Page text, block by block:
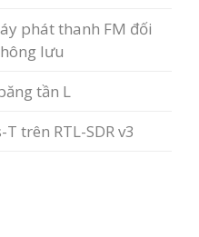
phát thanh FM đối
lưu
tần L
trên RTL-SDR v3